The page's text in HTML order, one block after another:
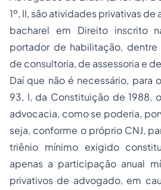
1º, II, são atividades privativas
bacharel em Direito inscrito
portador de habilitação, dentre
de consultoria, de assessoria e
Daí que não é necessário, para
93, I, da Constituição de 1988,
advocacia, como se poderia,
seja, conforme o próprio CNJ,
triênio mínimo exigido
apenas a participação anual
privativos de advogado, em